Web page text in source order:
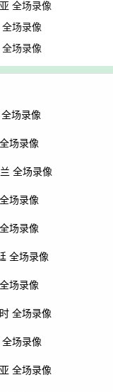
全场录像
全场录像
全场录像
场录像
场录像
全场录像
场录像
场录像
全场录像
场录像
全场录像
全场录像
全场录像